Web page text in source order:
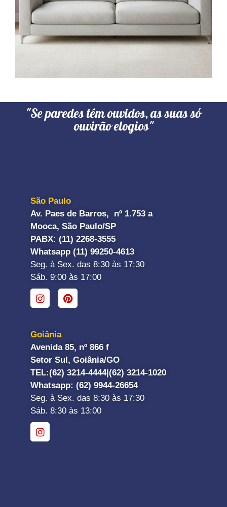
"Se paredes têm ouvidos, as suas só
ouvirão elogios"
São Paulo
Av. Paes de Barros, nº 1.753 a
Mooca, São Paulo/SP
PABX: (11) 2268-3555
Whatsapp (11) 99250-4613
Seg. à Sex. das 8:30 às 17:30
Sáb. 9:00 às 17:00
Goiânia
Avenida 85, nº 866 f
Setor Sul, Goiânia/GO
TEL:(62) 3214-4444|(62) 3214-1020
Whatsapp: (62) 9944-26654
Seg. à Sex. das 8:30 às 17:30
Sáb. 8:30 às 13:00